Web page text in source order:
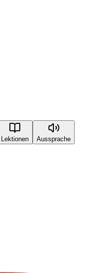
Lektionen Aussprache